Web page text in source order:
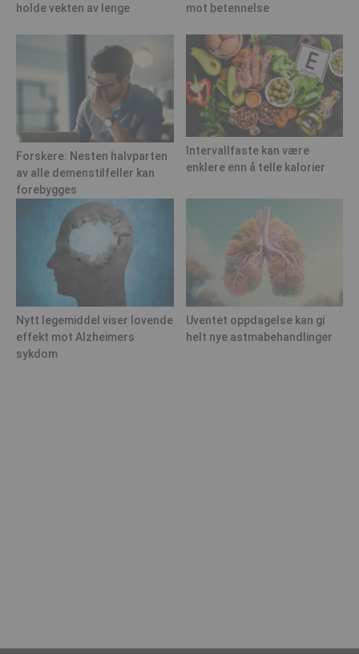
holde vekten av lenge
mot betennelse
Forskere: Nesten halvparten
av alle demenstilfeller kan
forebygges
Intervallfaste kan være
enklere enn å telle kalorier
Nytt legemiddel viser lovende
effekt mot Alzheimers
sykdom
Uventet oppdagelse kan gi
helt nye astmabehandlinger